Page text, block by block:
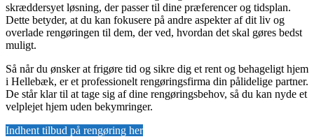
skræddersyet løsning, der passer til dine præferencer og tidsplan.
Dette betyder, at du kan fokusere på andre aspekter af dit liv og
overlade rengøringen til dem, der ved, hvordan det skal gøres bedst
muligt.
Så når du ønsker at frigøre tid og sikre dig et rent og behageligt hjem
i Hellebæk, er et professionelt rengøringsfirma din pålidelige partner.
De står klar til at tage sig af dine rengøringsbehov, så du kan nyde et
velplejet hjem uden bekymringer.
Indhent tilbud på rengøring her